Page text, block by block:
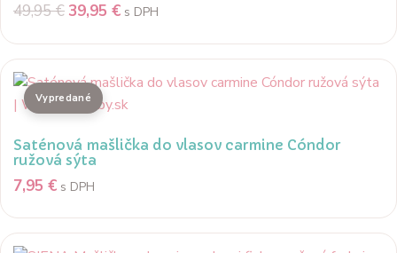
49,95€ 39,95 € s DPH
Saténová mašlička do vlasov carmine Cóndor
ružová sýta
7,95 € s DPH